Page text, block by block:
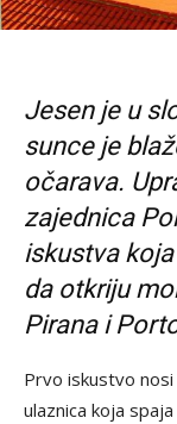
Jesen je u
sunce je
očarava.
zajednica
iskustva
da otkriju
Pirana i
Prvo iskustvo nosi
ulaznica koja